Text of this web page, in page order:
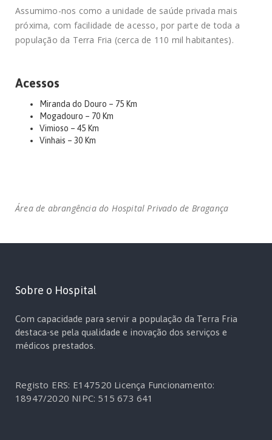
Assumimo-nos como a unidade de saúde privada mais
próxima, com facilidade de acesso, por parte de toda a
população da Terra Fria (cerca de 110 mil habitantes).
Acessos
Miranda do Douro – 75 Km
Mogadouro – 70 Km
Vimioso – 45 Km
Vinhais – 30 Km
Área de abrangência do Hospital Privado de Bragança
Sobre o Hospital
Com capacidade para servir a população da Terra Fria
destaca-se pela qualidade e inovação dos serviços e
médicos prestados.
Registo ERS: E147520 Licença Funcionamento:
18947/2020 NIPC: 515 673 641